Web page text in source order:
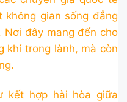
không gian sống đẳng
Nơi đây mang đến cho
khí trong lành, mà còn
hợp hài hòa giữa